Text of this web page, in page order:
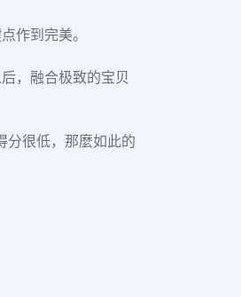
作到完美。
，融合极致的宝贝
分很低，那麼如此的